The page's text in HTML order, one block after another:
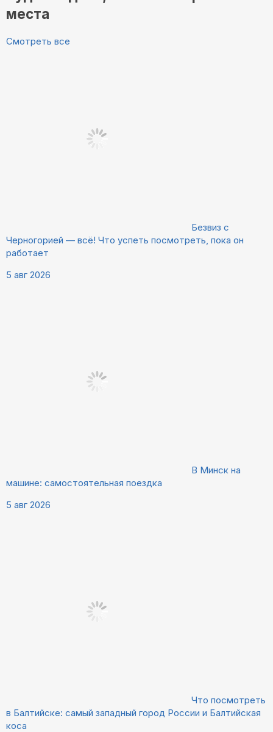
места
Смотреть все
Безвиз с
Черногорией — всё! Что успеть посмотреть, пока он
работает
5 авг 2026
В Минск на
машине: самостоятельная поездка
5 авг 2026
Что посмотреть
в Балтийске: самый западный город России и Балтийская
коса